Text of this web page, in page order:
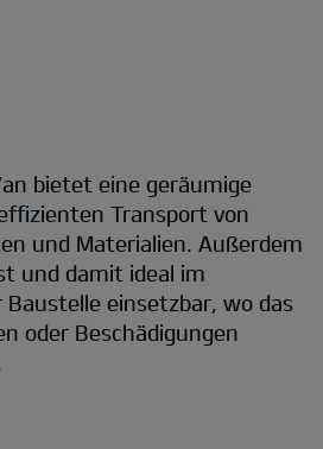
bietet eine geräumige
Transport von
und Materialien. Außerdem
und damit ideal im
einsetzbar, wo das
oder Beschädigungen